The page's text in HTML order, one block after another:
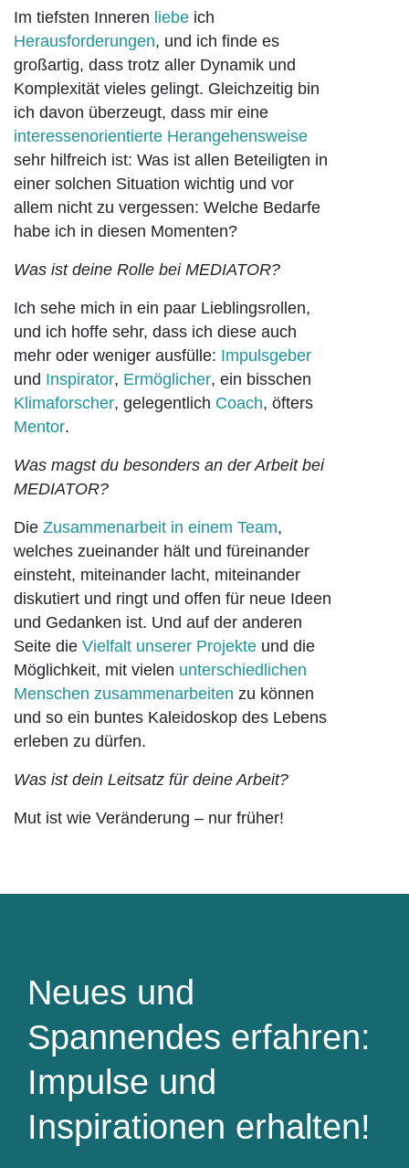
Im tiefsten Inneren liebe ich
Herausforderungen, und ich finde es
großartig, dass trotz aller Dynamik und
Komplexität vieles gelingt. Gleichzeitig bin
ich davon überzeugt, dass mir eine
interessenorientierte Herangehensweise
sehr hilfreich ist: Was ist allen Beteiligten in
einer solchen Situation wichtig und vor
allem nicht zu vergessen: Welche Bedarfe
habe ich in diesen Momenten?
Was ist deine Rolle bei MEDIATOR?
Ich sehe mich in ein paar Lieblingsrollen,
und ich hoffe sehr, dass ich diese auch
mehr oder weniger ausfülle: Impulsgeber
und Inspirator, Ermöglicher, ein bisschen
Klimaforscher, gelegentlich Coach, öfters
Mentor.
Was magst du besonders an der Arbeit bei
MEDIATOR?
Die Zusammenarbeit in einem Team,
welches zueinander hält und füreinander
einsteht, miteinander lacht, miteinander
diskutiert und ringt und offen für neue Ideen
und Gedanken ist. Und auf der anderen
Seite die Vielfalt unserer Projekte und die
Möglichkeit, mit vielen unterschiedlichen
Menschen zusammenarbeiten zu können
und so ein buntes Kaleidoskop des Lebens
erleben zu dürfen.
Was ist dein Leitsatz für deine Arbeit?
Mut ist wie Veränderung – nur früher!
Neues und
Spannendes erfahren:
Impulse und
Inspirationen erhalten!